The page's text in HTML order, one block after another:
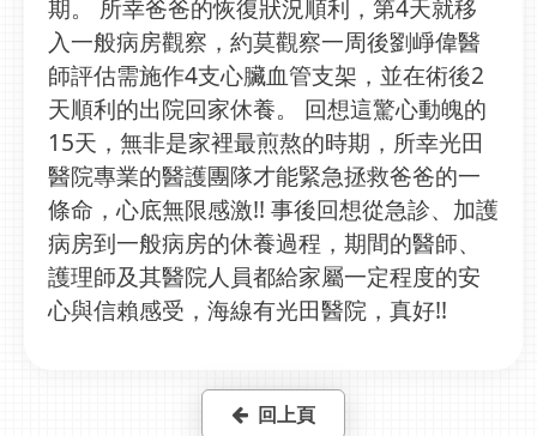
期。 所幸爸爸的恢復狀況順利，第4天就移
入一般病房觀察，約莫觀察一周後劉崢偉醫
師評估需施作4支心臟血管支架，並在術後2
天順利的出院回家休養。 回想這驚心動魄的
15天，無非是家裡最煎熬的時期，所幸光田
醫院專業的醫護團隊才能緊急拯救爸爸的一
條命，心底無限感激!! 事後回想從急診、加護
病房到一般病房的休養過程，期間的醫師、
護理師及其醫院人員都給家屬一定程度的安
心與信賴感受，海線有光田醫院，真好!!
回上頁